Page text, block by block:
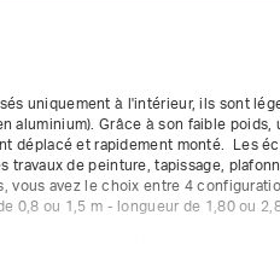
uniquement à l'intérieur, ils sont
aluminium). Grâce à son faible poids,
déplacé et rapidement monté.  Les
de peinture, tapissage,
vous avez le choix entre 4
0,8 ou 1,5 m - longueur de 1,80 ou